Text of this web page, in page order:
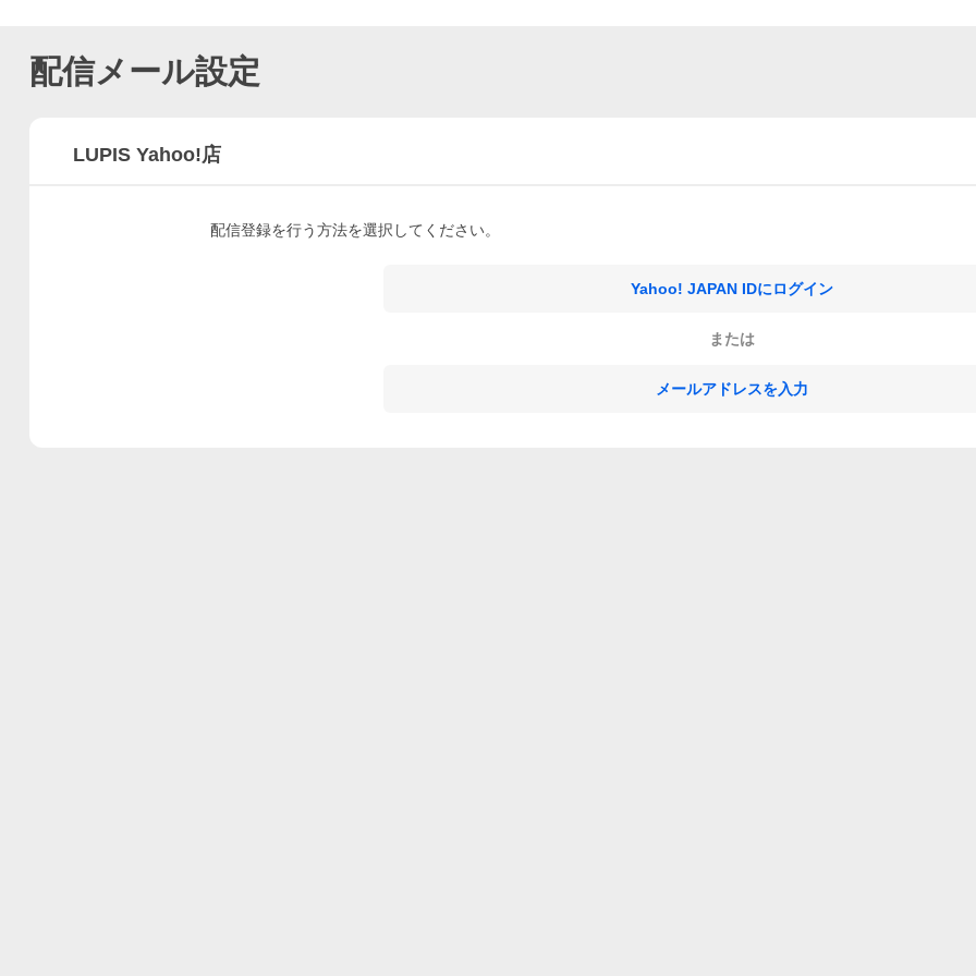
配信メール設定
LUPIS Yahoo!店
配信登録を行う方法を選択してください。
Yahoo! JAPAN IDにログイン
または
メールアドレスを入力